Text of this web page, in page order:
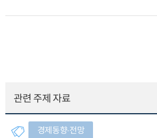
관련 주제 자료
경제동향∙전망